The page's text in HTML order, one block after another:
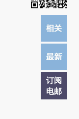
订阅
电邮